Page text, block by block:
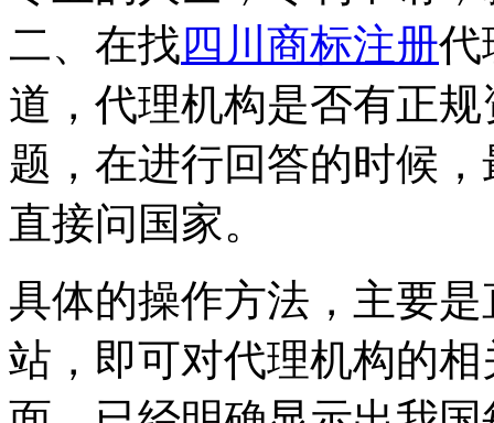
二、在找四川商标注册代
道，代理机构是否有正
题，在进行回答的时候
直接问国家。
具体的操作方法，主要
站，即可对代理机构的